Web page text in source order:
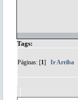
Tags:
Páginas: [1] Ir Arriba